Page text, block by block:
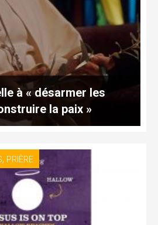
à « désarmer les
la paix »
, PRIÈRE